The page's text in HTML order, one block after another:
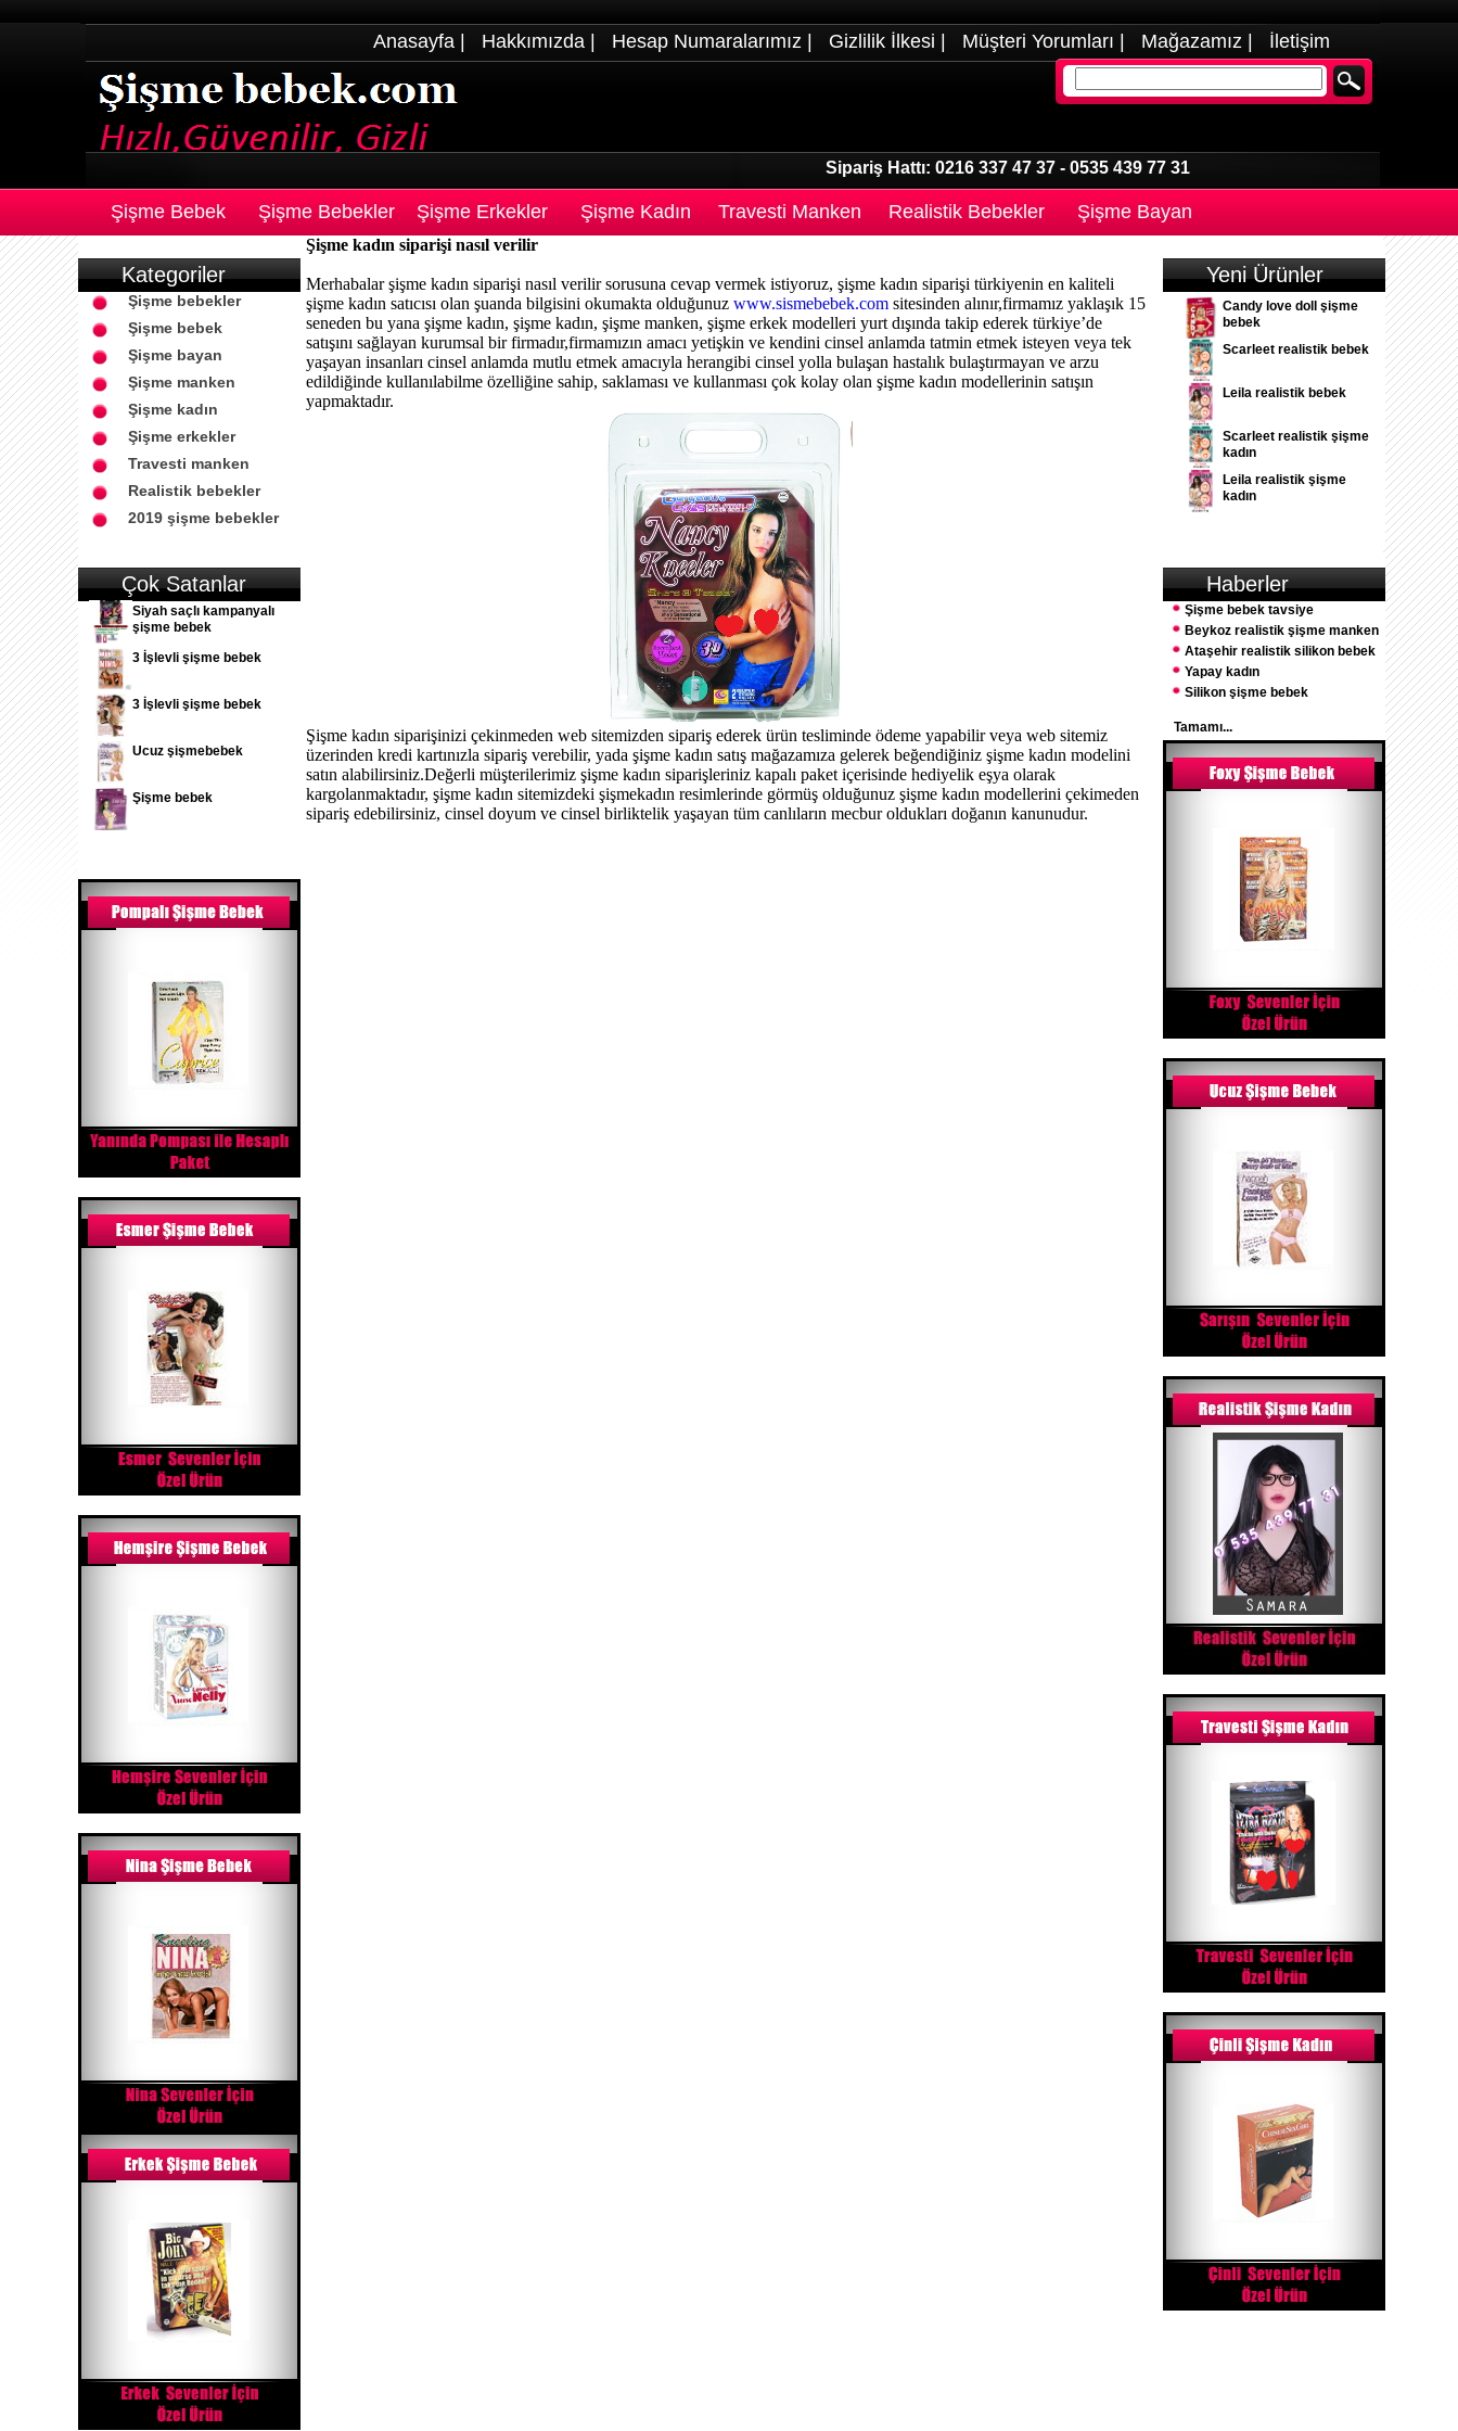
Anasayfa Hakkımızda Hesap Numaralarımız Gizlilik İlkesi Müşteri Yorumları Mağazamız İletişim
Sipariş Hattı: 0216 337 47 37 - 0535 439 77 31
Şişme Bebek Şişme Bebekler Şişme Erkekler Şişme Kadın Travesti Manken Realistik Bebekler Şişme Bayan
Kategoriler
Şişme bebekler
Şişme bebek
Şişme bayan
Şişme manken
Şişme kadın
Şişme erkekler
Travesti manken
Realistik bebekler
2019 şişme bebekler
Çok Satanlar
Siyah saçlı kampanyalı
şişme bebek
3 İşlevli şişme bebek
3 İşlevli şişme bebek
Ucuz şişmebebek
Şişme bebek
Şişme kadın siparişi nasıl verilir
Merhabalar şişme kadın siparişi nasıl verilir sorusuna cevap vermek istiyoruz, şişme kadın siparişi türkiyenin en kaliteli
şişme kadın satıcısı olan şuanda bilgisini okumakta olduğunuz www.sismebebek.com sitesinden alınır,firmamız yaklaşık 15
seneden bu yana şişme kadın, şişme kadın, şişme manken, şişme erkek modelleri yurt dışında takip ederek türkiye’de
satışını sağlayan kurumsal bir firmadır,firmamızın amacı yetişkin ve kendini cinsel anlamda tatmin etmek isteyen veya tek
yaşayan insanları cinsel anlamda mutlu etmek amacıyla herangibi cinsel yolla bulaşan hastalık bulaştırmayan ve arzu
edildiğinde kullanılabilme özelliğine sahip, saklaması ve kullanması çok kolay olan şişme kadın modellerinin satışın
yapmaktadır.
Şişme kadın siparişinizi çekinmeden web sitemizden sipariş ederek ürün tesliminde ödeme yapabilir veya web sitemiz
üzerinden kredi kartınızla sipariş verebilir, yada şişme kadın satış mağazamıza gelerek beğendiğiniz şişme kadın modelini
satın alabilirsiniz.Değerli müşterilerimiz şişme kadın siparişleriniz kapalı paket içerisinde hediyelik eşya olarak
kargolanmaktadır, şişme kadın sitemizdeki şişmekadın resimlerinde görmüş olduğunuz şişme kadın modellerini çekimeden
sipariş edebilirsiniz, cinsel doyum ve cinsel birliktelik yaşayan tüm canlıların mecbur oldukları doğanın kanunudur.
Yeni Ürünler
Candy love doll şişme
bebek
Scarleet realistik bebek
Leila realistik bebek
Scarleet realistik şişme
kadın
Leila realistik şişme
kadın
Haberler
Şişme bebek tavsiye
Beykoz realistik şişme manken
Ataşehir realistik silikon bebek
Yapay kadın
Silikon şişme bebek
Tamamı...